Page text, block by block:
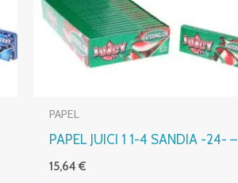
PAPEL
PAPEL JUICI 1 1-4 SANDIA -24- –
15,64€